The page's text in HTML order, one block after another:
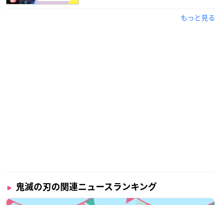
もっと見る
鬼滅の刃の関連ニュースランキング